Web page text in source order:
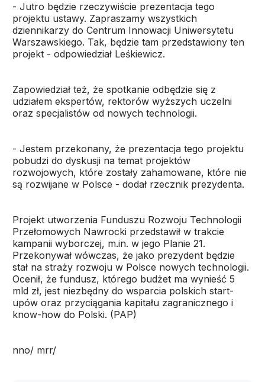
- Jutro będzie rzeczywiście prezentacja tego
projektu ustawy. Zapraszamy wszystkich
dziennikarzy do Centrum Innowacji Uniwersytetu
Warszawskiego. Tak, będzie tam przedstawiony ten
projekt - odpowiedział Leśkiewicz.
Zapowiedział też, że spotkanie odbędzie się z
udziałem ekspertów, rektorów wyższych uczelni
oraz specjalistów od nowych technologii.
- Jestem przekonany, że prezentacja tego projektu
pobudzi do dyskusji na temat projektów
rozwojowych, które zostały zahamowane, które nie
są rozwijane w Polsce - dodał rzecznik prezydenta.
Projekt utworzenia Funduszu Rozwoju Technologii
Przełomowych Nawrocki przedstawił w trakcie
kampanii wyborczej, m.in. w jego Planie 21.
Przekonywał wówczas, że jako prezydent będzie
stał na straży rozwoju w Polsce nowych technologii.
Ocenił, że fundusz, którego budżet ma wynieść 5
mld zł, jest niezbędny do wsparcia polskich start-
upów oraz przyciągania kapitału zagranicznego i
know-how do Polski. (PAP)
nno/ mrr/